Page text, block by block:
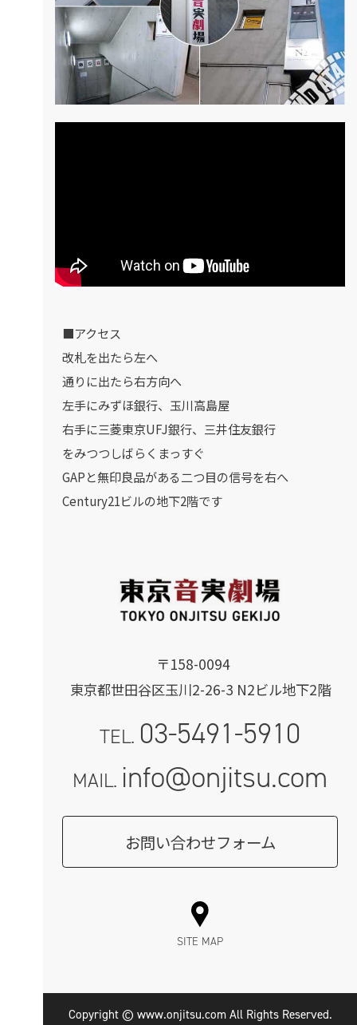
〒158-0094
東京都世田谷区玉川2-26-3 N2ビル地下2階
TEL. 03-5491-5910
MAIL. info@onjitsu.com
お問い合わせフォーム
■アクセス
改札を出たら左へ
通りに出たら右方向へ
左手にみずほ銀行、玉川高島屋
右手に三菱東京UFJ銀行、三井住友銀行
をみつつしばらくまっすぐ
GAPと無印良品がある二つ目の信号を右へ
Century21ビルの地下2階です
SITE MAP
Copyright © www.onjitsu.com All Rights Reserved.